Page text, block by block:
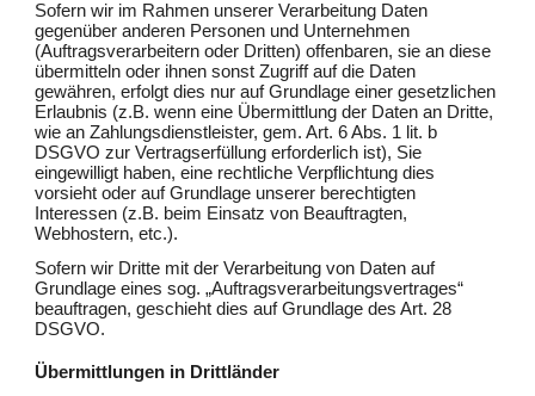
Sofern wir im Rahmen unserer Verarbeitung Daten
gegenüber anderen Personen und Unternehmen
(Auftragsverarbeitern oder Dritten) offenbaren, sie an diese
übermitteln oder ihnen sonst Zugriff auf die Daten
gewähren, erfolgt dies nur auf Grundlage einer gesetzlichen
Erlaubnis (z.B. wenn eine Übermittlung der Daten an Dritte,
wie an Zahlungsdienstleister, gem. Art. 6 Abs. 1 lit. b
DSGVO zur Vertragserfüllung erforderlich ist), Sie
eingewilligt haben, eine rechtliche Verpflichtung dies
vorsieht oder auf Grundlage unserer berechtigten
Interessen (z.B. beim Einsatz von Beauftragten,
Webhostern, etc.).
Sofern wir Dritte mit der Verarbeitung von Daten auf
Grundlage eines sog. „Auftragsverarbeitungsvertrages“
beauftragen, geschieht dies auf Grundlage des Art. 28
DSGVO.
Übermittlungen in Drittländer